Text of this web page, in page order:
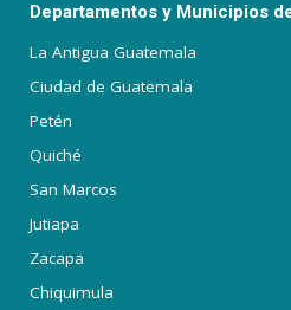
Departamentos y Municipios
La Antigua Guatemala
Ciudad de Guatemala
Petén
Quiché
San Marcos
Jutiapa
Zacapa
Chiquimula